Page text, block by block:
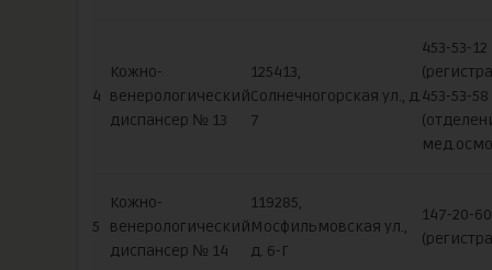
4
Кожно-
венерологический
диспансер № 13
125413,
Солнечногорская ул., д.
7
453-53-12
453-53-58
5
Кожно-
венерологический
диспансер № 14
119285,
Мосфильмовская ул.,
д. 6-Г
147-20-60